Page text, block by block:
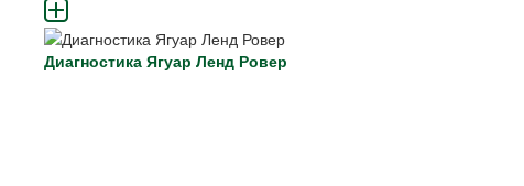
Диагностика Ягуар Ленд Ровер